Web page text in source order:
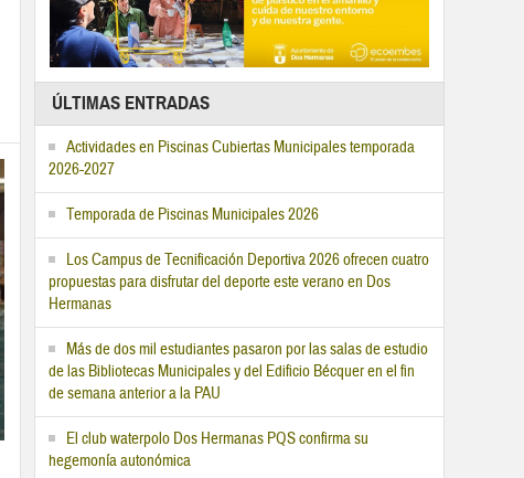
ÚLTIMAS ENTRADAS
Actividades en Piscinas Cubiertas Municipales temporada
2026-2027
Temporada de Piscinas Municipales 2026
Los Campus de Tecnificación Deportiva 2026 ofrecen cuatro
propuestas para disfrutar del deporte este verano en Dos
Hermanas
Más de dos mil estudiantes pasaron por las salas de estudio
de las Bibliotecas Municipales y del Edificio Bécquer en el fin
de semana anterior a la PAU
El club waterpolo Dos Hermanas PQS confirma su
hegemonía autonómica